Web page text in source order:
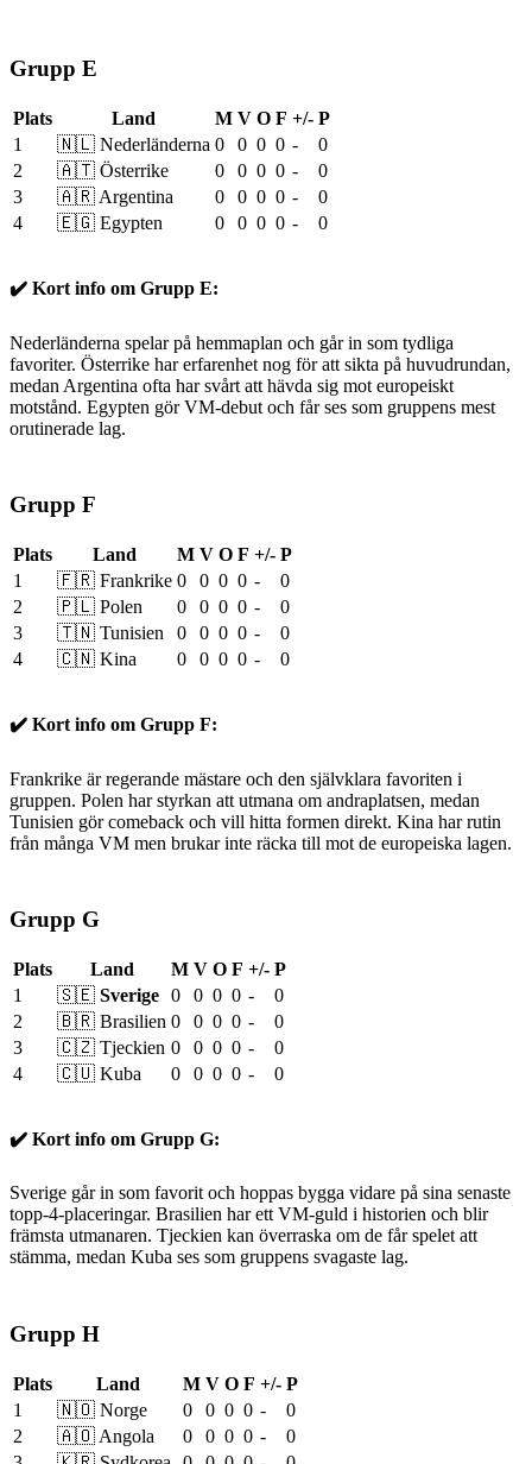
Grupp E
Plats Land M V O F +/- P
1
🇳🇱 Nederländerna 0 0 0 0 -
0
2
🇦🇹 Österrike 0 0 0 0 -
0
3
🇦🇷 Argentina 0 0 0 0 -
0
4
🇪🇬 Egypten 0 0 0 0 - 0
✔️ Kort info om Grupp E:
Nederländerna spelar på hemmaplan och går in som tydliga
favoriter. Österrike har erfarenhet nog för att sikta på huvudrundan,
medan Argentina ofta har svårt att hävda sig mot europeiskt
motstånd. Egypten gör VM-debut och får ses som gruppens mest
orutinerade lag.
Grupp F
Plats Land M V O F +/- P
1
🇫🇷 Frankrike 0 0 0 0 -
0
2
🇵🇱 Polen 0 0 0 0 -
0
3
🇹🇳 Tunisien 0 0 0 0 -
0
4
🇨🇳 Kina 0 0 0 0 - 0
✔️ Kort info om Grupp F:
Frankrike är regerande mästare och den självklara favoriten i
gruppen. Polen har styrkan att utmana om andraplatsen, medan
Tunisien gör comeback och vill hitta formen direkt. Kina har rutin
från många VM men brukar inte räcka till mot de europeiska lagen.
Grupp G
Plats Land M V O F +/- P
1
🇸🇪 Sverige 0 0 0 0 -
0
2
🇧🇷 Brasilien 0 0 0 0 -
0
3
🇨🇿 Tjeckien 0 0 0 0 -
0
4
🇨🇺 Kuba 0 0 0 0 - 0
✔️ Kort info om Grupp G:
Sverige går in som favorit och hoppas bygga vidare på sina senaste
topp-4-placeringar. Brasilien har ett VM-guld i historien och blir
främsta utmanaren. Tjeckien kan överraska om de får spelet att
stämma, medan Kuba ses som gruppens svagaste lag.
Grupp H
Plats Land M V O F +/- P
1
🇳🇴 Norge 0 0 0 0 -
0
2
🇦🇴 Angola 0 0 0 0 -
0